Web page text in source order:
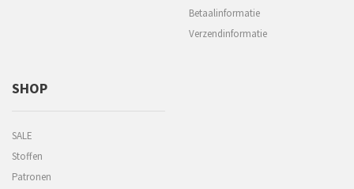
Betaalinformatie
Verzendinformatie
SHOP
SALE
Stoffen
Patronen